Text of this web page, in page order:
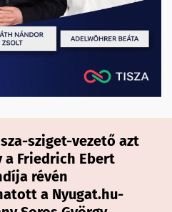
sziget-vezető azt
Friedrich Ebert
révén
a Nyugat.hu-